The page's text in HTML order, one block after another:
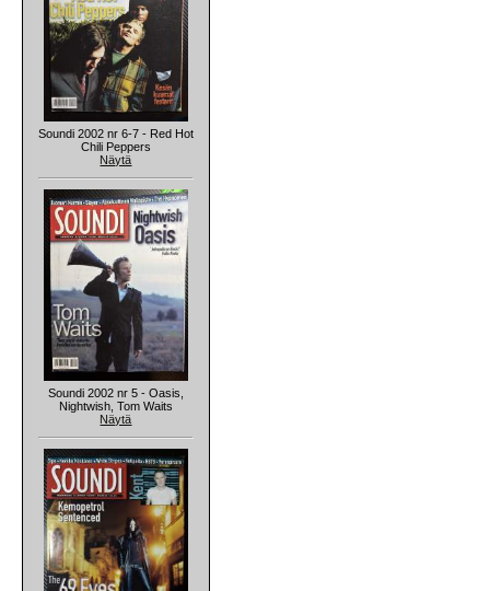
Soundi 2002 nr 6-7 - Red Hot
Chili Peppers
Näytä
Soundi 2002 nr 5 - Oasis,
Nightwish, Tom Waits
Näytä